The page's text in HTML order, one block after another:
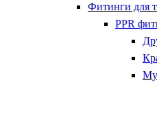
Фитинги для
PPR